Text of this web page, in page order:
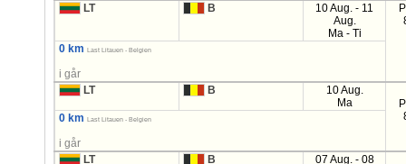
LT
B
10 Aug. - 11
Aug.
Ma - Ti
0 km Last Litauen - Belgien
i går
LT
B
10 Aug.
Ma
0 km Last Litauen - Belgien
i går
LT
B
07 Aug. - 08